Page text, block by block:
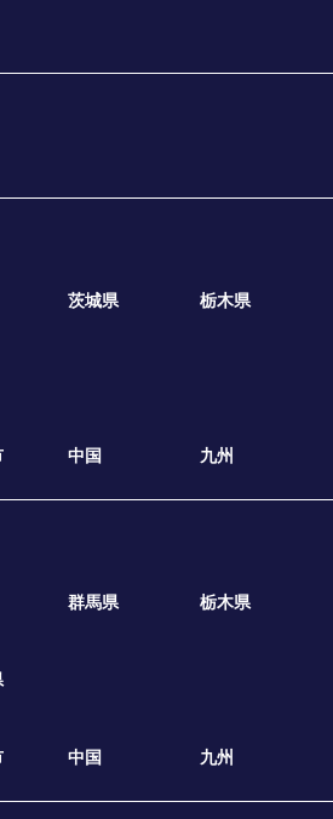
茨城県 栃木県
中国 九州
群馬県 栃木県
中国 九州